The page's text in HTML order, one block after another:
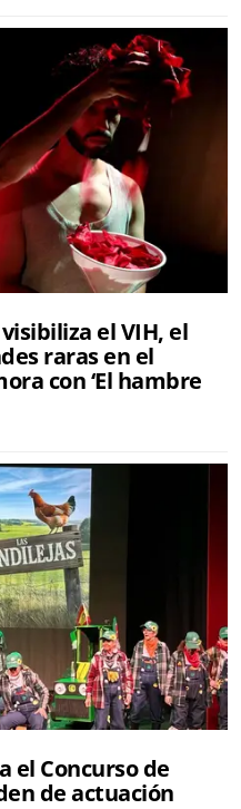
el VIH, el
raras en el
con ‘El hambre
el Concurso de
de actuación